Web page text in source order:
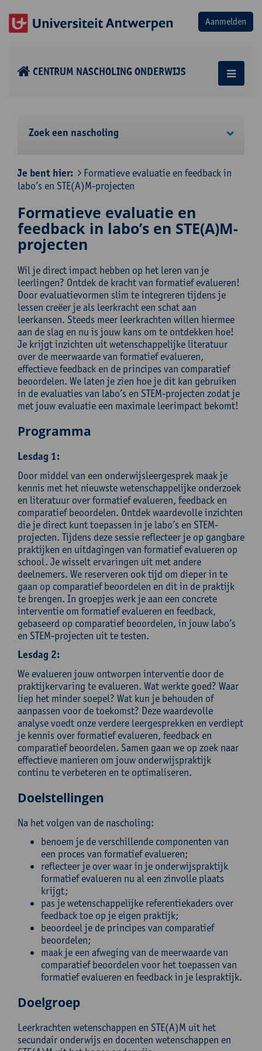
CENTRUM NASCHOLING ONDERWIJS
Zoek een nascholing
Je bent hier:
Formatieve evaluatie en feedback in
labo’s en STE(A)M-projecten
Formatieve evaluatie en
feedback in labo’s en STE(A)M-
projecten
Wil je direct impact hebben op het leren van je
leerlingen? Ontdek de kracht van formatief evalueren!
Door evaluatievormen slim te integreren tijdens je
lessen creëer je als leerkracht een schat aan
leerkansen. Steeds meer leerkrachten willen hiermee
aan de slag en nu is jouw kans om te ontdekken hoe!
Je krijgt inzichten uit wetenschappelijke literatuur
over de meerwaarde van formatief evalueren,
effectieve feedback en de principes van comparatief
beoordelen. We laten je zien hoe je dit kan gebruiken
in de evaluaties van labo’s en STEM-projecten zodat je
met jouw evaluatie een maximale leerimpact bekomt!
Programma
Lesdag 1:
Door middel van een onderwijsleergesprek maak je
kennis met het nieuwste wetenschappelijke onderzoek
en literatuur over formatief evalueren, feedback en
comparatief beoordelen. Ontdek waardevolle inzichten
die je direct kunt toepassen in je labo’s en STEM-
projecten. Tijdens deze sessie reflecteer je op gangbare
praktijken en uitdagingen van formatief evalueren op
school. Je wisselt ervaringen uit met andere
deelnemers. We reserveren ook tijd om dieper in te
gaan op comparatief beoordelen en dit in de praktijk
te brengen. In groepjes werk je aan een concrete
interventie om formatief evalueren en feedback,
gebaseerd op comparatief beoordelen, in jouw labo’s
en STEM-projecten uit te testen.
Lesdag 2:
We evalueren jouw ontworpen interventie door de
praktijkervaring te evalueren. Wat werkte goed? Waar
liep het minder soepel? Wat kun je behouden of
aanpassen voor de toekomst? Deze waardevolle
analyse voedt onze verdere leergesprekken en verdiept
je kennis over formatief evalueren, feedback en
comparatief beoordelen. Samen gaan we op zoek naar
effectieve manieren om jouw onderwijspraktijk
continu te verbeteren en te optimaliseren.
Doelstellingen
Na het volgen van de nascholing:
benoem je de verschillende componenten van
een proces van formatief evalueren;
reflecteer je over waar in je onderwijspraktijk
formatief evalueren nu al een zinvolle plaats
krijgt;
pas je wetenschappelijke referentiekaders over
feedback toe op je eigen praktijk;
beoordeel je de principes van comparatief
beoordelen;
maak je een afweging van de meerwaarde van
comparatief beoordelen voor het toepassen van
formatief evalueren en feedback in je lespraktijk.
Doelgroep
Leerkrachten wetenschappen en STE(A)M uit het
secundair onderwijs en docenten wetenschappen en